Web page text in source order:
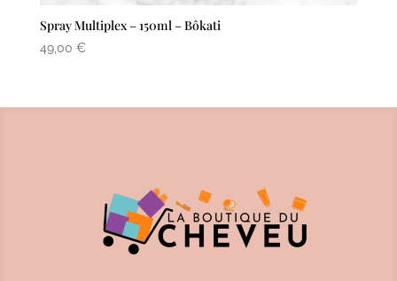
Spray Multiplex – 150ml – Bôkati
49,00 €